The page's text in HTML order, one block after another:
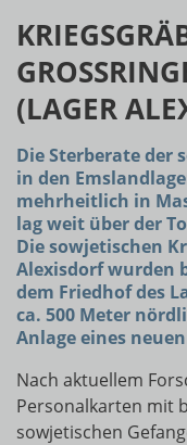
(LAGER
Die Sterberate der
in den
mehrheitlich in
lag weit über der
Die sowjetischen
Alexisdorf wurden
dem Friedhof des
ca. 500 Meter
Anlage eines
Nach aktuellem
Personalkarten mit
sowjetischen